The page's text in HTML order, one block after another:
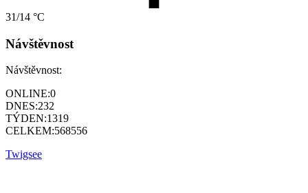
31/14 °C
Návštěvnost
Návštěvnost:
ONLINE:0
DNES:232
TÝDEN:1319
CELKEM:568556
Twigsee